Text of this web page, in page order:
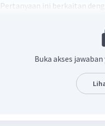
Pertanyaan ini berkaitan
kalor yang dibutuhkan untuk
suhu akhir. Kita juga perlu
Buka akses